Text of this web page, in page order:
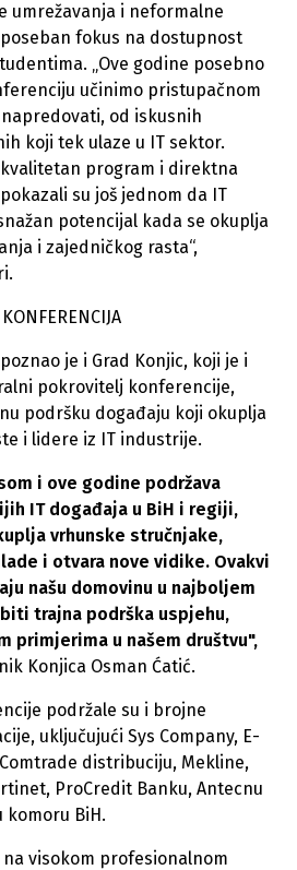
umrežavanja i neformalne
fokus na dostupnost
„Ove godine posebno
učinimo pristupačnom
od iskusnih
koji tek ulaze u IT sektor.
program i direktna
su još jednom da IT
potencijal kada se okuplja
i zajedničkog rasta“,
je i Grad Konjic, koji je i
pokrovitelj konferencije,
podršku događaju koji okuplja
i lidere iz IT industrije.
i ove godine podržava
IT događaja u BiH i regiji,
vrhunske stručnjake,
i otvara nove vidike. Ovakvi
našu domovinu u najboljem
trajna podrška uspjehu,
primjerima u našem društvu",
Konjica Osman Ćatić.
podržale su i brojne
uključujući Sys Company, E-
distribuciju, Mekline,
ProCredit Banku, Antecnu
komoru BiH.
na visokom profesionalnom